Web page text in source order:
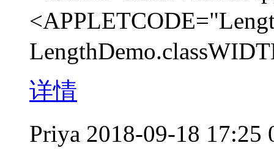
详情
Priya 2018-09-18 17:25